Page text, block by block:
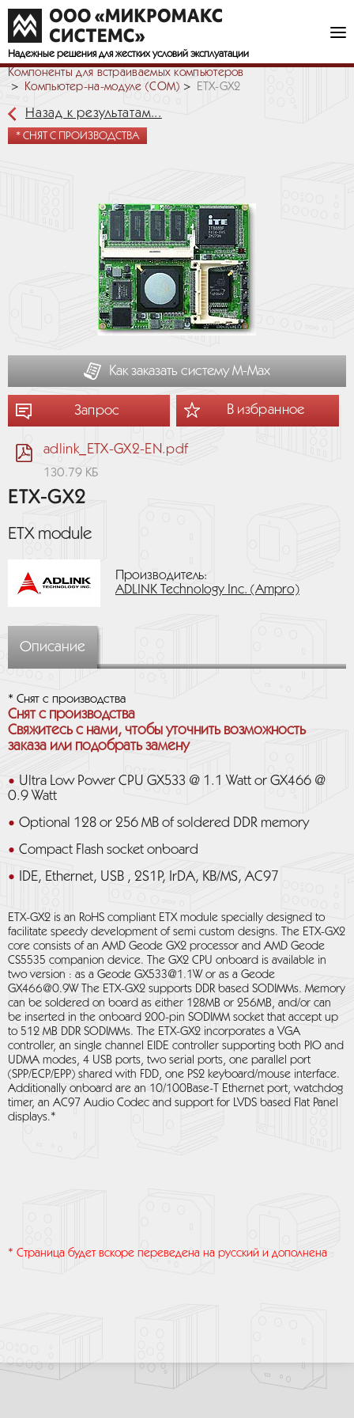
Надежные решения для жестких условий эксплуатации
Компоненты для встраиваемых компьютеров
Компьютер-на-модуле (COM)
ETX-GX2
Назад к результатам...
* СНЯТ С ПРОИЗВОДСТВА
Как заказать систему М-Мах
Запрос В избранное
adlink_ETX-GX2-EN.pdf
130.79 КБ
ETX-GX2
ETX module
Производитель:
ADLINK Technology Inc. (Ampro)
Описание
* Снят с производства
Снят с производства
Свяжитесь с нами, чтобы уточнить возможность
заказа или подобрать замену
Ultra Low Power CPU GX533 @ 1.1 Watt or GX466 @
0.9 Watt
Optional 128 or 256 MB of soldered DDR memory
Compact Flash socket onboard
IDE, Ethernet, USB , 2S1P, IrDA, KB/MS, AC97
ETX-GX2 is an RoHS compliant ETX module specially designed to
facilitate speedy development of semi custom designs. The ETX-GX2
core consists of an AMD Geode GX2 processor and AMD Geode
CS5535 companion device. The GX2 CPU onboard is available in
two version : as a Geode GX533@1.1W or as a Geode
GX466@0.9W The ETX-GX2 supports DDR based SODIMMs. Memory
can be soldered on board as either 128MB or 256MB, and/or can
be inserted in the onboard 200-pin SODIMM socket that accept up
to 512 MB DDR SODIMMs. The ETX-GX2 incorporates a VGA
controller, an single channel EIDE controller supporting both PIO and
UDMA modes, 4 USB ports, two serial ports, one parallel port
(SPP/ECP/EPP) shared with FDD, one PS2 keyboard/mouse interface.
Additionally onboard are an 10/100Base-T Ethernet port, watchdog
timer, an AC97 Audio Codec and support for LVDS based Flat Panel
displays.*
* Страница будет вскоре переведена на русский и дополнена